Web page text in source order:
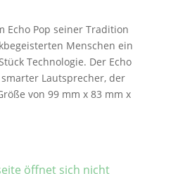
Echo Pop seiner Tradition
Menschen ein
Technologie. Der Echo
Lautsprecher, der
von 99 mm x 83 mm x
öffnet sich nicht